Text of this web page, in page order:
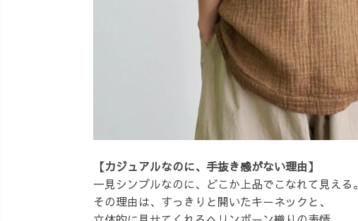
【カジュアルなのに、手抜き感がない理由】
一見シンプルなのに、どこか上品でこなれて見える。
その理由は、すっきりと開いたキーネックと、